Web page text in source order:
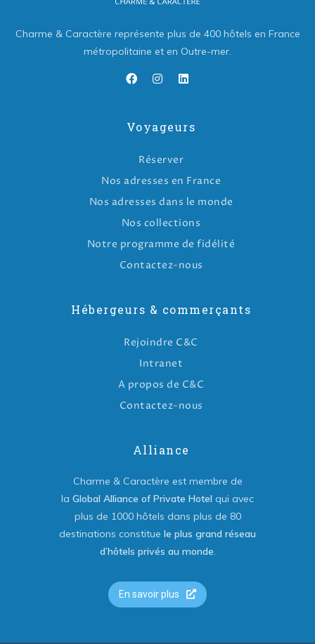
Charme & Caractère représente plus de 400 hôtels en France
métropolitaine et en Outre-mer.
Voyageurs
Réserver
Nos adresses en France
Nos adresses dans le monde
Nos collections
Notre programme de fidélité
Contactez-nous
Hébergeurs & commerçants
Rejoindre C&C
Intranet
A propos de C&C
Contactez-nous
Alliance
Charme & Caractère est membre de
la Global Alliance of Private Hotel qui avec
plus de 1000 hôtels dans plus de 80
destinations constitue le plus grand réseau
d’hôtels privés au monde.
En savoir plus